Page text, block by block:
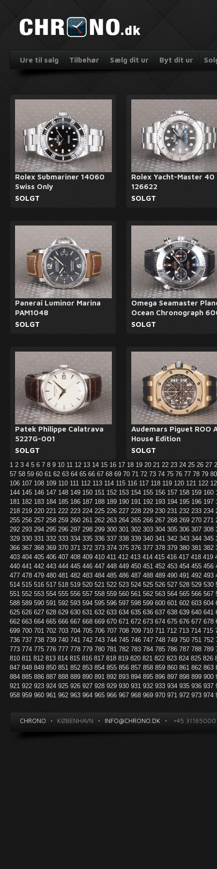
Ure til salg Tilbehør Sælg dit ur Byt dit ur
Rolex Submariner 14060
Swiss Only
SOLGT
Rolex Yacht-Master 40
126622
SOLGT
Panerai Luminor Marina
PAM1048
SOLGT
Omega Seamaster
Ocean Chronograph
SOLGT
Patek Philippe Calatrava
5227G-001
SOLGT
Audemars Piguet ROO
House Edition
SOLGT
1 2 3 4 5 6 7 8 9 10 11 12 13 14 15 16 17 18 19 20 21 22 23 24 25 26 27
57 58 59 60 61 62 63 64 65 66 67 68 69 70 71 72 73 74 75 76 77 78 79
106 107 108 109 110 111 112 113 114 115 116 117 118 119 120 121 122
144 145 146 147 148 149 150 151 152 153 154 155 156 157 158 159 160
181 182 183 184 185 186 187 188 189 190 191 192 193 194 195 196 197
218 219 220 221 222 223 224 225 226 227 228 229 230 231 232 233 234
255 256 257 258 259 260 261 262 263 264 265 266 267 268 269 270 271
292 293 294 295 296 297 298 299 300 301 302 303 304 305 306 307 308
329 330 331 332 333 334 335 336 337 338 339 340 341 342 343 344 345
366 367 368 369 370 371 372 373 374 375 376 377 378 379 380 381 382
403 404 405 406 407 408 409 410 411 412 413 414 415 416 417 418 419
440 441 442 443 444 445 446 447 448 449 450 451 452 453 454 455 456
477 478 479 480 481 482 483 484 485 486 487 488 489 490 491 492 493
514 515 516 517 518 519 520 521 522 523 524 525 526 527 528 529 530
551 552 553 554 555 556 557 558 559 560 561 562 563 564 565 566 567
588 589 590 591 592 593 594 595 596 597 598 599 600 601 602 603 604
625 626 627 628 629 630 631 632 633 634 635 636 637 638 639 640 641
662 663 664 665 666 667 668 669 670 671 672 673 674 675 676 677 678
699 700 701 702 703 704 705 706 707 708 709 710 711 712 713 714 715
736 737 738 739 740 741 742 743 744 745 746 747 748 749 750 751 752
773 774 775 776 777 778 779 780 781 782 783 784 785 786 787 788 789
810 811 812 813 814 815 816 817 818 819 820 821 822 823 824 825 826
847 848 849 850 851 852 853 854 855 856 857 858 859 860 861 862 863
884 885 886 887 888 889 890 891 892 893 894 895 896 897 898 899 900
921 922 923 924 925 926 927 928 929 930 931 932 933 934 935 936 937
958 959 960 961 962 963 964 965 966 967 968 969 970 971 972 973 974
CHRONO • KØBENHAVN • INFO@CHRONO.DK • +45 31165000